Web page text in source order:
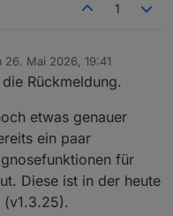
1
26. Mai 2026, 19:41
von
Rückmeldung.
etwas genauer
ein paar
für
Diese ist in der heute
(v1.3.25).